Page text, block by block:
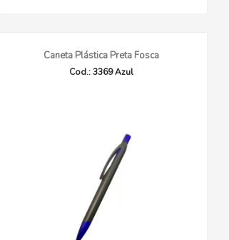
Caneta Plástica Preta Fosca
Cod.: 3369 Azul